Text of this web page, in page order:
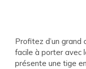
Profitez d’un grand
facile à porter avec
présente une tige